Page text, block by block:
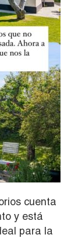
cuenta
y está
para la